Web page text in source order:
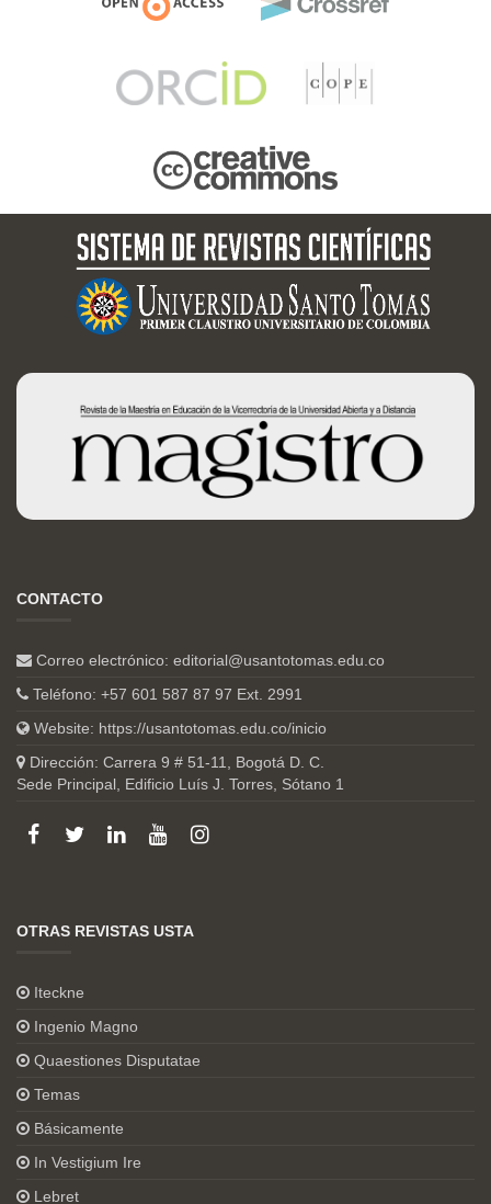
CONTACTO
Correo electrónico: editorial@usantotomas.edu.co
Teléfono: +57 601 587 87 97 Ext. 2991
Website: https://usantotomas.edu.co/inicio
Dirección: Carrera 9 # 51-11, Bogotá D. C.
Sede Principal, Edificio Luís J. Torres, Sótano 1
OTRAS REVISTAS USTA
Iteckne
Ingenio Magno
Quaestiones Disputatae
Temas
Básicamente
In Vestigium Ire
Lebret